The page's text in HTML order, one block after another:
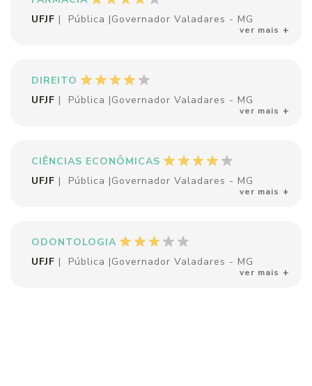
UFJF | Pública |Governador Valadares - MG
ver mais
DIREITO
UFJF | Pública |Governador Valadares - MG
ver mais
CIÊNCIAS ECONÔMICAS
UFJF | Pública |Governador Valadares - MG
ver mais
ODONTOLOGIA
UFJF | Pública |Governador Valadares - MG
ver mais